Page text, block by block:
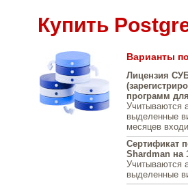
Купить
Варианты
Лицензия
программ
Учитываются
выделенные
месяцев
Сертификат
Shardman на
Учитываются
выделенные